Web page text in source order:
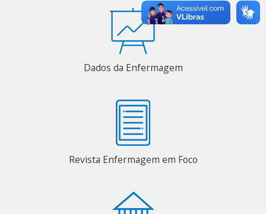
Dados da Enfermagem
Revista Enfermagem em Foco